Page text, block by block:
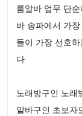
룸알바 업무 단
바 송파에서 가
들이 가장 선호
다
노래방구인 노래
알바구인 초보자